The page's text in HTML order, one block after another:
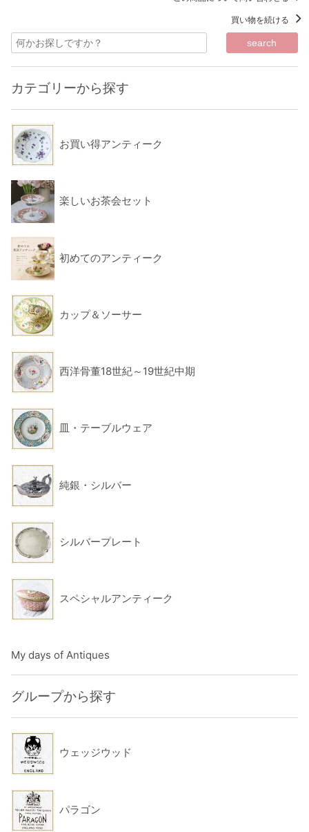
買い物を続ける
カテゴリーから探す
お買い得アンティーク
楽しいお茶会セット
初めてのアンティーク
カップ＆ソーサー
西洋骨董18世紀～19世紀中期
皿・テーブルウェア
純銀・シルバー
シルバープレート
スペシャルアンティーク
My days of Antiques
グループから探す
ウェッジウッド
パラゴン